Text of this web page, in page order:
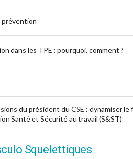
prévention
dans les TPE : pourquoi, comment ?
du président du CSE : dynamiser
Santé et Sécurité au travail (S&ST)
Squelettiques